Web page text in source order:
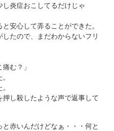
し炎症おこしてるだけじゃ
安心して弄ることができた。
たので、まだわからないフリ
む？」
押し殺したような声で返事して
と赤いんだけどなぁ・・・何と